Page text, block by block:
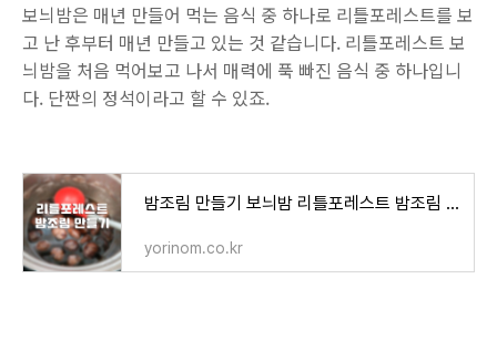
보늬밤은 매년 만들어 먹는 음식 중 하나로 리틀포레스트를 보
고 난 후부터 매년 만들고 있는 것 같습니다. 리틀포레스트 보
늬밤을 처음 먹어보고 나서 매력에 푹 빠진 음식 중 하나입니
다. 단짠의 정석이라고 할 수 있죠.
밤조림 만들기 보늬밤 리틀포레스트 밤조림 실패없이 만드는 3가지 팁
yorinom.co.kr